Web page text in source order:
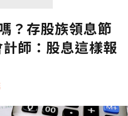
？存股族領息節
師：股息這樣報